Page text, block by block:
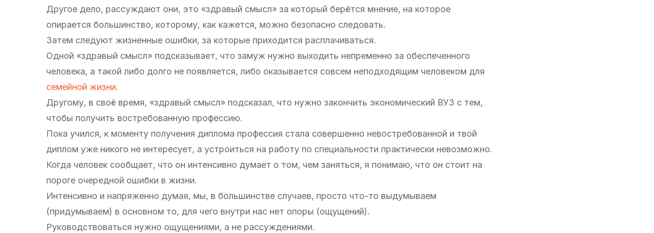
Другое дело, рассуждают они, это «здравый смысл» за который берётся мнение, на которое
опирается большинство, которому, как кажется, можно безопасно следовать.
Затем следуют жизненные ошибки, за которые приходится расплачиваться.
Одной «здравый смысл» подсказывает, что замуж нужно выходить непременно за обеспеченного
человека, а такой либо долго не появляется, либо оказывается совсем неподходящим человеком для
семейной жизни.
Другому, в своё время, «здравый смысл» подсказал, что нужно закончить экономический ВУЗ с тем,
чтобы получить востребованную профессию.
Пока учился, к моменту получения диплома профессия стала совершенно невостребованной и твой
диплом уже никого не интересует, а устроиться на работу по специальности практически невозможно.
Когда человек сообщает, что он интенсивно думает о том, чем заняться, я понимаю, что он стоит на
пороге очередной ошибки в жизни.
Интенсивно и напряженно думая, мы, в большинстве случаев, просто что-то выдумываем
(придумываем) в основном то, для чего внутри нас нет опоры (ощущений).
Руководствоваться нужно ощущениями, а не рассуждениями.